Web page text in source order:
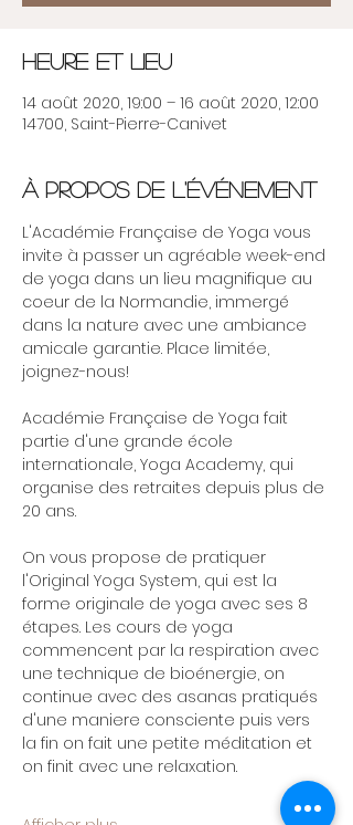
Heure et lieu
14 août 2020, 19:00 – 16 août 2020, 12:00
14700, Saint-Pierre-Canivet
À propos de l'événement
L'Académie Française de Yoga vous
invite à passer un agréable week-end
de yoga dans un lieu magnifique au
coeur de la Normandie, immergé
dans la nature avec une ambiance
amicale garantie. Place limitée,
joignez-nous!
Académie Française de Yoga fait
partie d'une grande école
internationale, Yoga Academy, qui
organise des retraites depuis plus de
20 ans.
On vous propose de pratiquer
l'Original Yoga System, qui est la
forme originale de yoga avec ses 8
étapes. Les cours de yoga
commencent par la respiration avec
une technique de bioénergie, on
continue avec des asanas pratiqués
d'une maniere consciente puis vers
la fin on fait une petite méditation et
on finit avec une relaxation.